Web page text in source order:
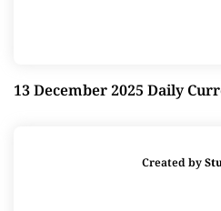
13 December 2025 Daily
Created by